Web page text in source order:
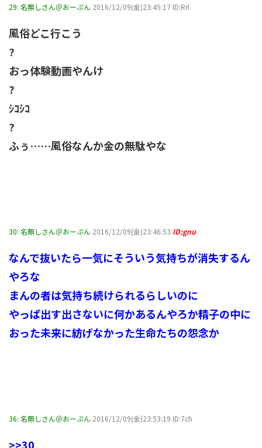
29: 名無しさん＠おーぷん 2016/12/09(金)23:45:17 ID:Rrl
風俗どこ行こう
?
おっ体験動画やんけ
?
ｼｺｼｺ
?
ふぅ……風俗なんか金の無駄やな
30: 名無しさん＠おーぷん 2016/12/09(金)23:46:53 ID:gnu
なんで抜いたら一気にそういう気持ちが消失するん
やろな
まんの者は気持ち続けられるらしいのに
やっぱ出す出さないに何かあるんやろか精子の中に
おった未来に紡げなかった生命たちの怨念か
36: 名無しさん＠おーぷん 2016/12/09(金)23:53:19 ID:7ch
>>30